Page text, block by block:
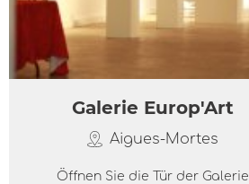
Galerie Europ'Art
Aigues-Mortes
Öffnen Sie die Tür der Galerie